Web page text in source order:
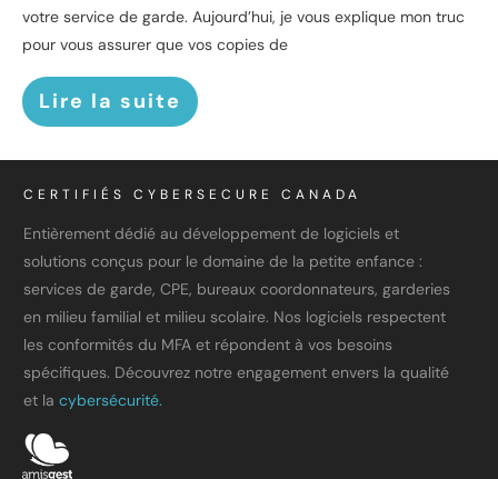
votre service de garde. Aujourd’hui, je vous explique mon truc
pour vous assurer que vos copies de
Lire la suite
CERTIFIÉS CYBERSECURE CANADA
Entièrement dédié au développement de logiciels et
solutions conçus pour le domaine de la petite enfance :
services de garde, CPE, bureaux coordonnateurs, garderies
en milieu familial et milieu scolaire. Nos logiciels respectent
les conformités du MFA et répondent à vos besoins
spécifiques. Découvrez notre engagement envers la qualité
et la cybersécurité.